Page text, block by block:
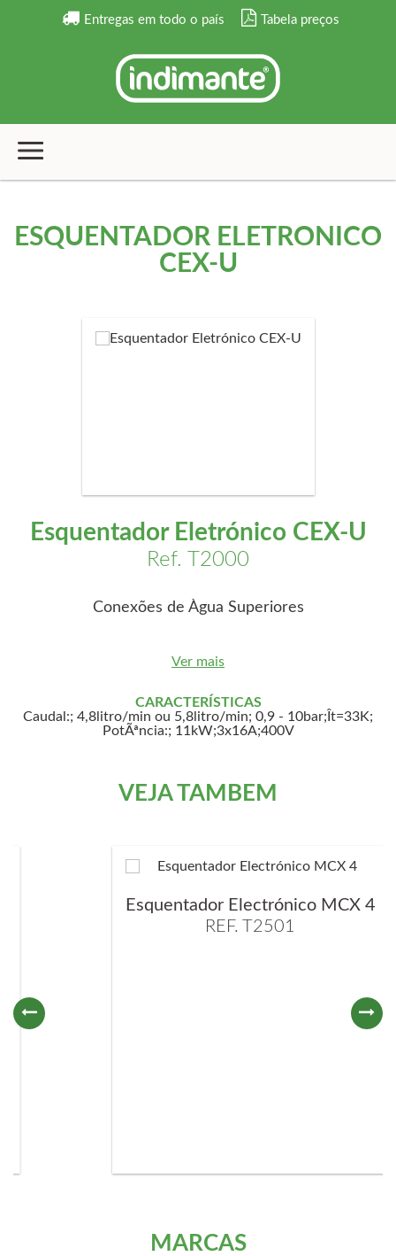
Entregas em todo o país Tabela preços
ESQUENTADOR ELETRÓNICO
CEX-U
Esquentador Eletrónico CEX-U
Ref. T2000
Conexões de Àgua Superiores
Ver mais
CARACTERÍSTICAS
Caudal:; 4,8litro/min ou 5,8litro/min; 0,9 - 10bar;Ît=33K;
PotÃªncia:; 11kW;3x16A;400V
VEJA TAMBÉM
Esquentador Electrónico MCX 4
REF. T2501
MARCAS